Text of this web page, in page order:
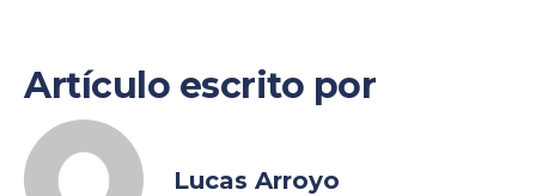
Artículo escrito por
Lucas Arroyo